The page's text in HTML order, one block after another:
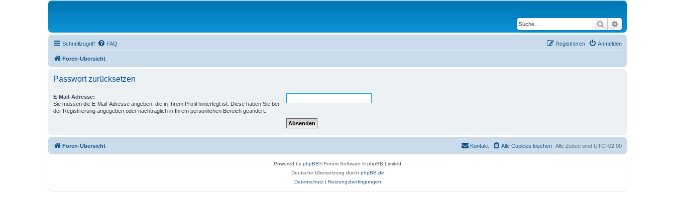
Suche
Schnellzugriff FAQ Anmelden
Registrieren
Foren-Übersicht
Passwort zurücksetzen
E-Mail-Adresse:
Sie müssen die E-Mail-Adresse angeben, die in Ihrem Profil hinterlegt ist. Diese haben Sie bei
der Registrierung angegeben oder nachträglich in Ihrem persönlichen Bereich geändert.
Foren-Übersicht Alle Zeiten sind UTC+02:00
Alle Cookies löschen
Kontakt
Powered by phpBB® Forum Software © phpBB Limited
Deutsche Übersetzung durch phpBB.de
Datenschutz| Nutzungsbedingungen